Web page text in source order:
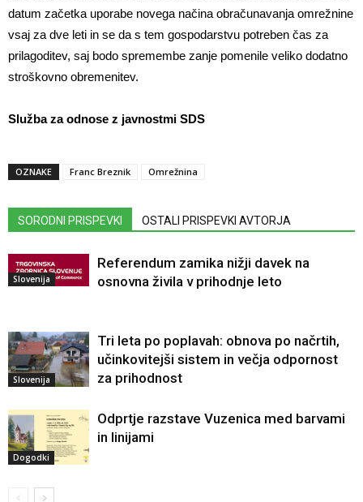
datum začetka uporabe novega načina obračunavanja omrežnine
vsaj za dve leti in se da s tem gospodarstvu potreben čas za
prilagoditev, saj bodo spremembe zanje pomenile veliko dodatno
stroškovno obremenitev.
Služba za odnose z javnostmi SDS
OZNAKE Franc Breznik Omrežnina
SORODNI PRISPEVKI OSTALI PRISPEVKI AVTORJA
Slovenija
Referendum zamika nižji davek na
osnovna živila v prihodnje leto
Slovenija
Tri leta po poplavah: obnova po načrtih,
učinkovitejši sistem in večja odpornost
za prihodnost
Dogodki
Odprtje razstave Vuzenica med barvami
in linijami